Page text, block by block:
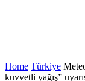
Home Türkiye
kuvvetli yağış”